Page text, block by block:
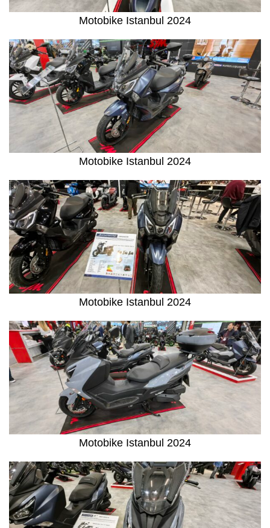
Motobike Istanbul 2024
Motobike Istanbul 2024
Motobike Istanbul 2024
Motobike Istanbul 2024